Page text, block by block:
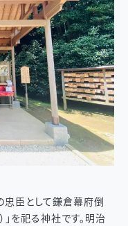
忠臣として鎌倉幕府倒
」を祀る神社です。明治